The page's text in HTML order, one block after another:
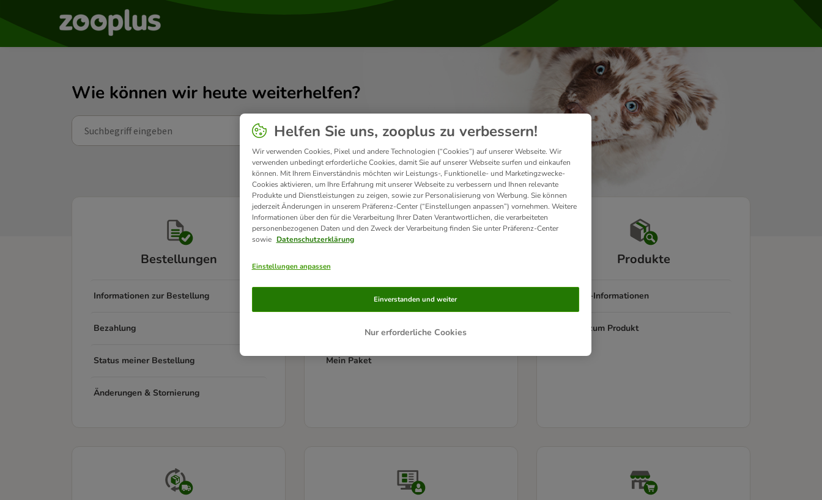
Wie können wir heute weiterhelfen?
Bestellungen
Informationen zur Bestellung
Bezahlung
Status meiner Bestellung
Änderungen & Stornierung
Informationen zur Lieferung
Sendungsverfolgung
Mein Paket
Produkte
Produkt-Informationen
Fragen zum Produkt
Helfen Sie uns, zooplus zu verbessern!
Wir verwenden Cookies, Pixel und andere Technologien (“Cookies”) auf unserer Webseite. Wir
verwenden unbedingt erforderliche Cookies, damit Sie auf unserer Webseite surfen und einkaufen
können. Mit Ihrem Einverständnis möchten wir Leistungs-, Funktionelle- und Marketingzwecke-
Cookies aktivieren, um Ihre Erfahrung mit unserer Webseite zu verbessern und Ihnen relevante
Produkte und Dienstleistungen zu zeigen, sowie zur Personalisierung von Werbung. Sie können
jederzeit Änderungen in unserem Präferenz-Center (“Einstellungen anpassen”) vornehmen. Weitere
Informationen über den für die Verarbeitung Ihrer Daten Verantwortlichen, die verarbeiteten
personenbezogenen Daten und den Zweck der Verarbeitung finden Sie unter Präferenz-Center
sowie Datenschutzerklärung
Einstellungen anpassen
Nur erforderliche Cookies
Einverstanden und weiter